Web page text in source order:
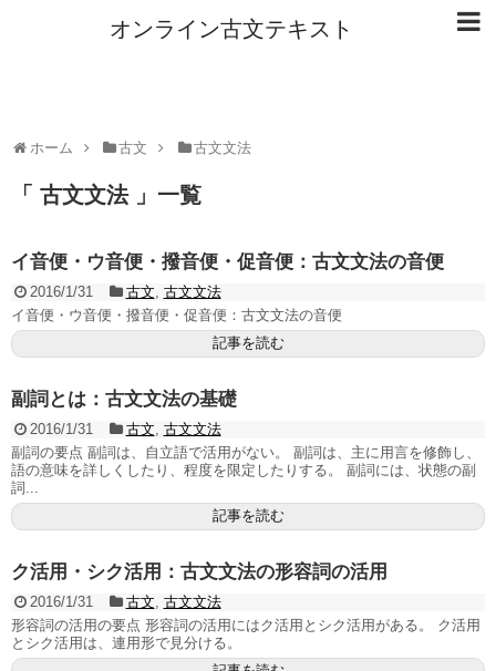
オンライン古文テキスト
ホーム 古文 古文文法
「 古文文法 」一覧
イ音便・ウ音便・撥音便・促音便：古文文法の音便
2016/1/31 古文, 古文文法
イ音便・ウ音便・撥音便・促音便：古文文法の音便
記事を読む
副詞とは：古文文法の基礎
2016/1/31 古文, 古文文法
副詞の要点 副詞は、自立語で活用がない。 副詞は、主に用言を修飾し、
語の意味を詳しくしたり、程度を限定したりする。 副詞には、状態の副
詞...
記事を読む
ク活用・シク活用：古文文法の形容詞の活用
2016/1/31 古文, 古文文法
形容詞の活用の要点 形容詞の活用にはク活用とシク活用がある。 ク活用
とシク活用は、連用形で見分ける。